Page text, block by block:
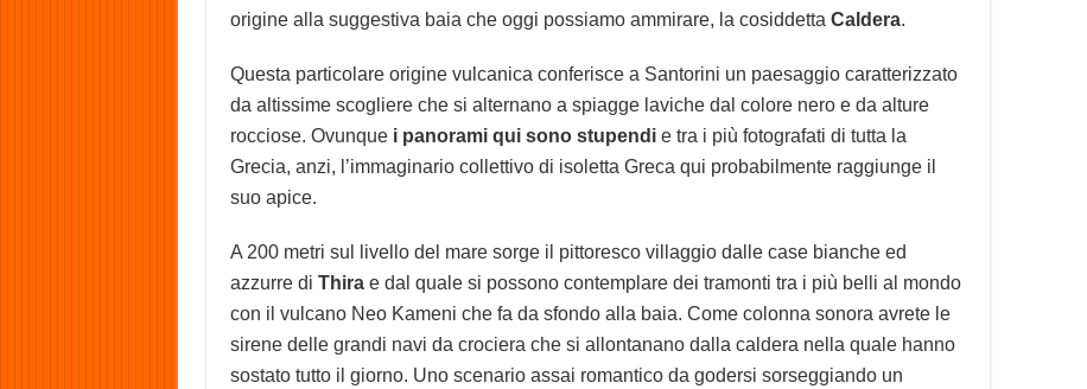
origine alla suggestiva baia che oggi possiamo ammirare, la cosiddetta Caldera.
Questa particolare origine vulcanica conferisce a Santorini un paesaggio caratterizzato
da altissime scogliere che si alternano a spiagge laviche dal colore nero e da alture
rocciose. Ovunque i panorami qui sono stupendie tra i più fotografati di tutta la
Grecia, anzi, l’immaginario collettivo di isoletta Greca qui probabilmente raggiunge il
suo apice.
A 200 metri sul livello del mare sorge il pittoresco villaggio dalle case bianche ed
azzurre di Thirae dal quale si possono contemplare dei tramonti tra i più belli al mondo
con il vulcano Neo Kameni che fa da sfondo alla baia. Come colonna sonora avrete le
sirene delle grandi navi da crociera che si allontanano dalla caldera nella quale hanno
sostato tutto il giorno. Uno scenario assai romantico da godersi sorseggiando un